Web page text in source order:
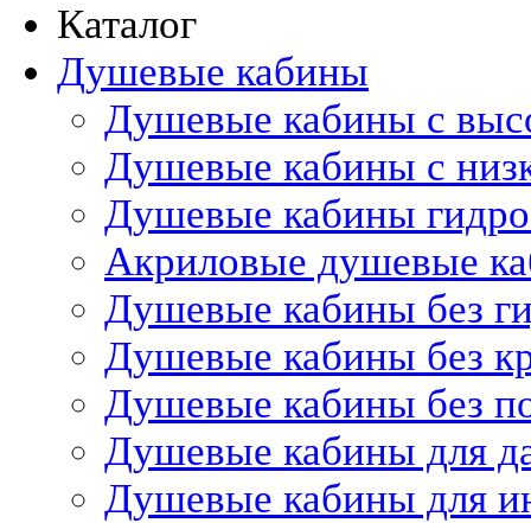
Каталог
Душевые кабины
Душевые кабины с
Душевые кабины с
Душевые кабины
Акриловые душевые
Душевые кабины без
Душевые кабины без
Душевые кабины без
Душевые кабины для
Душевые кабины для